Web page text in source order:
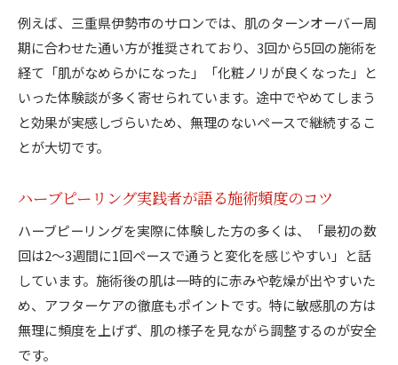
例えば、三重県伊勢市のサロンでは、肌のターンオーバー周
期に合わせた通い方が推奨されており、3回から5回の施術を
経て「肌がなめらかになった」「化粧ノリが良くなった」と
いった体験談が多く寄せられています。途中でやめてしまう
と効果が実感しづらいため、無理のないペースで継続するこ
とが大切です。
ハーブピーリング実践者が語る施術頻度のコツ
ハーブピーリングを実際に体験した方の多くは、「最初の数
回は2〜3週間に1回ペースで通うと変化を感じやすい」と話
しています。施術後の肌は一時的に赤みや乾燥が出やすいた
め、アフターケアの徹底もポイントです。特に敏感肌の方は
無理に頻度を上げず、肌の様子を見ながら調整するのが安全
です。